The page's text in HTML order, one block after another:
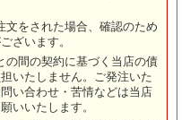
文をされた場合、確認のため
ざいます。
の間の契約に基づく当店の債
いたしません。ご発注いた
い合わせ・苦情などは当店
いいたします。